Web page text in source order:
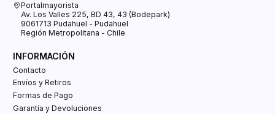
Portalmayorista
Av. Los Valles 225, BD 43, 43 (Bodepark)
9061713 Pudahuel - Pudahuel
Región Metropolitana - Chile
INFORMACIÓN
Contacto
Envíos y Retiros
Formas de Pago
Garantía y Devoluciones